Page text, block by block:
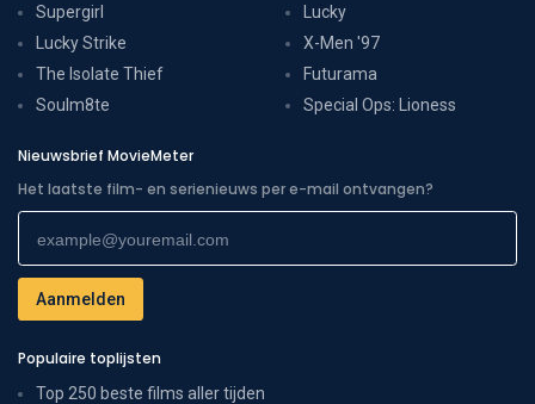
Supergirl
Lucky Strike
The Isolate Thief
Soulm8te
Lucky
X-Men '97
Futurama
Special Ops: Lioness
Nieuwsbrief MovieMeter
Het laatste film- en serienieuws per e-mail ontvangen?
Populaire toplijsten
Top 250 beste films aller tijden